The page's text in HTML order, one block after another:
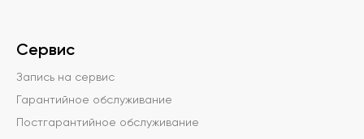
Сервис
Запись на сервис
Гарантийное обслуживание
Постгарантийное обслуживание